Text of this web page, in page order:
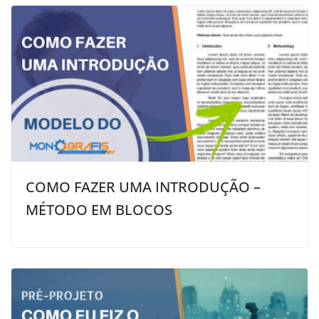
COMO FAZER UMA INTRODUÇÃO –
MÉTODO EM BLOCOS